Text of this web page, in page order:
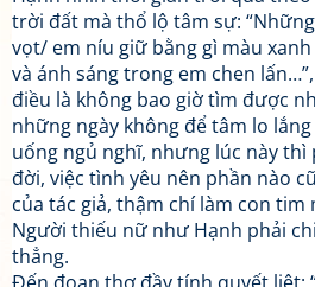
trời đất mà thổ lộ tâm sự:
vọt/ em níu giữ bằng gì màu
và ánh sáng trong em chen
điều là không bao giờ tìm được
những ngày không để tâm lo
uống ngủ nghĩ, nhưng lúc này thì
đời, việc tình yêu nên phần nào
của tác giả, thậm chí làm con
Người thiếu nữ như Hạnh phải
thẳng.